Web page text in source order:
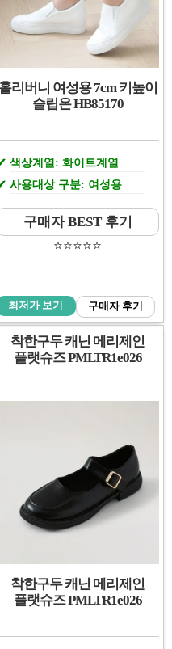
홀리버니 여성용 7cm 키높이
슬립온 HB85170
색상계열: 화이트계열
사용대상 구분: 여성용
구매자 BEST 후기
⭐️⭐️⭐️⭐️⭐️
최저가 보기 구매자 후기
착한구두 캐닌 메리제인
플랫슈즈 PMLTR1e026
착한구두 캐닌 메리제인
플랫슈즈 PMLTR1e026